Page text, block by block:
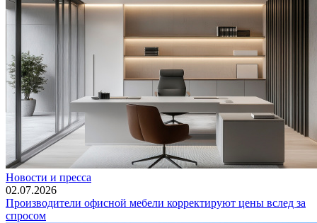
Новости и пресса
02.07.2026
Производители офисной мебели корректируют цены вслед за
спросом